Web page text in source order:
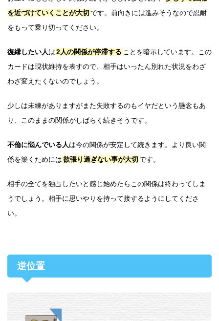
を近づけていくことが大切 です。前向きには進みそうなので忍耐
をもって乗り切ってください。
復縁したい人は2人の関係が停滞する ことを暗示しています。この
カードは現状維持を表すので、相手はいったん別れた状況をわざ
わざ変えたくないのでしょう。
少しは未練がありますがまた失敗するのもイヤだという懸念もあ
り、このままの関係がしばらく続きそうです。
不倫に悩んでいる人は今の関係が安定して続きます。より良い関
係を築くためには欲張り過ぎない事が大切 です。
相手の全てを独占したいと感じ始めたらこの関係は終わってしま
うでしょう。相手に思いやりを持って接するようにしてくださ
い。
逆位置